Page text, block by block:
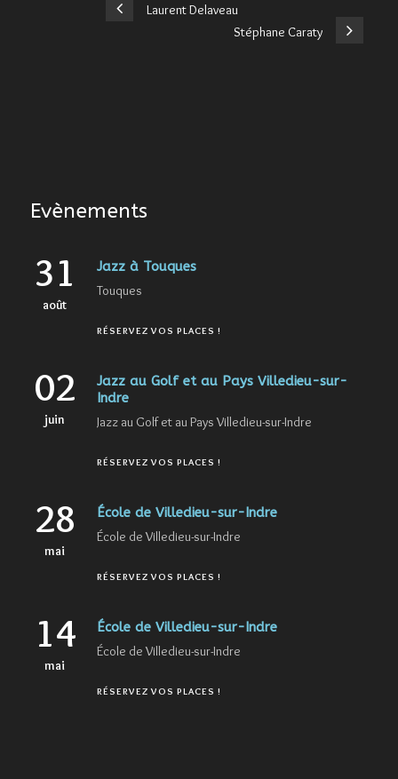
Laurent Delaveau
Stéphane Caraty
Evènements
31
août
Jazz à Touques
Touques
RÉSERVEZ VOS PLACES !
02
juin
Jazz au Golf et au Pays Villedieu-sur-
Indre
Jazz au Golf et au Pays Villedieu-sur-Indre
RÉSERVEZ VOS PLACES !
28
mai
École de Villedieu-sur-Indre
École de Villedieu-sur-Indre
RÉSERVEZ VOS PLACES !
14
mai
École de Villedieu-sur-Indre
École de Villedieu-sur-Indre
RÉSERVEZ VOS PLACES !